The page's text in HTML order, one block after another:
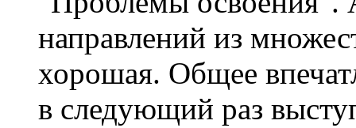
направлений из
хорошая. Общее
в следующий раз